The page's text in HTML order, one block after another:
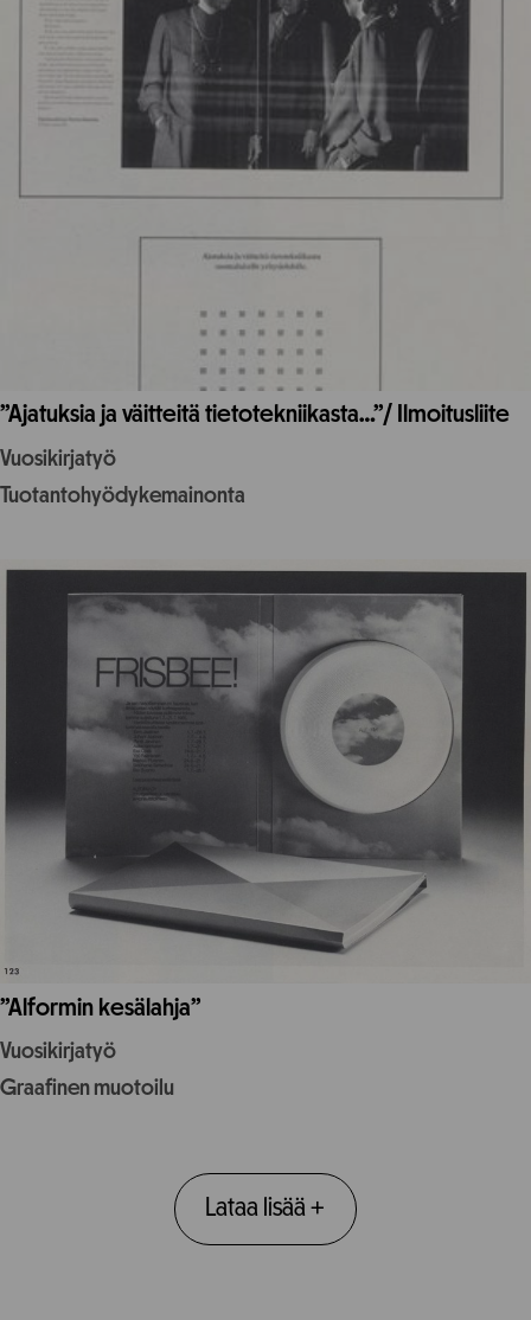
”Ajatuksia ja väitteitä tietotekniikasta…”/ Ilmoitusliite
Vuosikirjatyö
Tuotantohyödykemainonta
”Alformin kesälahja”
Vuosikirjatyö
Graafinen muotoilu
Lataa lisää+